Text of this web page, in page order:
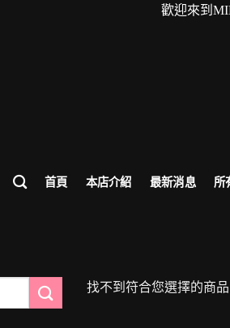
歡迎來到
首頁 本店介紹 最新消息 所
找不到符合您選擇的商品